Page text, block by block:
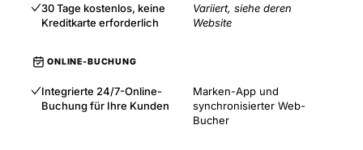
30 Tage kostenlos, keine
Kreditkarte erforderlich
Variiert, siehe deren
Website
ONLINE-BUCHUNG
Integrierte 24/7-Online-
Buchung für Ihre Kunden
Marken-App und
synchronisierter Web-
Bucher